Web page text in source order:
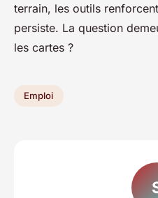
terrain, les outils
persiste. La question
les cartes ?
Emploi